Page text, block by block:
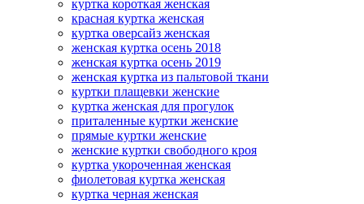
куртка короткая женская
красная куртка женская
куртка оверсайз женская
женская куртка осень 2018
женская куртка осень 2019
женская куртка из пальтовой ткани
куртки плащевки женские
куртка женская для прогулок
приталенные куртки женские
прямые куртки женские
женские куртки свободного кроя
куртка укороченная женская
фиолетовая куртка женская
куртка черная женская